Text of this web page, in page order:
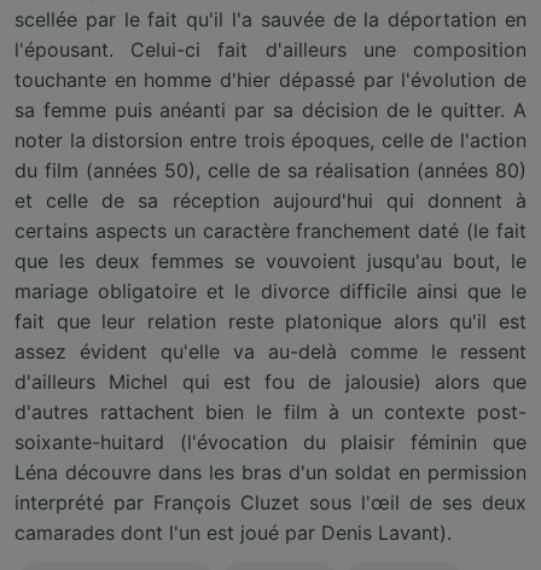
scellée par le fait qu'il l'a sauvée de la déportation en
l'épousant. Celui-ci fait d'ailleurs une composition
touchante en homme d'hier dépassé par l'évolution de
sa femme puis anéanti par sa décision de le quitter. A
noter la distorsion entre trois époques, celle de l'action
du film (années 50), celle de sa réalisation (années 80)
et celle de sa réception aujourd'hui qui donnent à
certains aspects un caractère franchement daté (le fait
que les deux femmes se vouvoient jusqu'au bout, le
mariage obligatoire et le divorce difficile ainsi que le
fait que leur relation reste platonique alors qu'il est
assez évident qu'elle va au-delà comme le ressent
d'ailleurs Michel qui est fou de jalousie) alors que
d'autres rattachent bien le film à un contexte post-
soixante-huitard (l'évocation du plaisir féminin que
Léna découvre dans les bras d'un soldat en permission
interprété par François Cluzet sous l'œil de ses deux
camarades dont l'un est joué par Denis Lavant).